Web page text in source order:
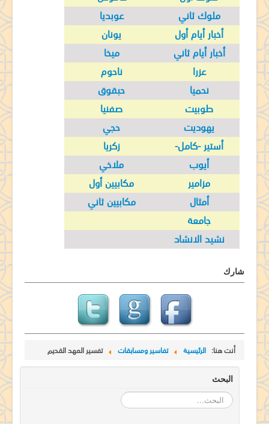
ملوك ثاني
عوبديا
أخبار أيام أول
يونان
أخبار أيام ثاني
ميخا
عزرا
ناحوم
نحميا
حبقوق
طوبيت
صفنيا
يهوديت
حجي
أستير -كامل-
زكريا
أيوب
ملاخي
مزامير
مكابيين أول
أمثال
مكابيين ثاني
جامعة
نشيد الانشاد
شارك
أنت هنا: الرئيسية تفاسير ومسابقات تفسير العهد القديم
البحث
البحث...